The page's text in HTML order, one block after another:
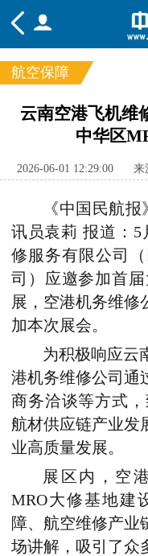
频道
要闻
航图
航空保障
云南空港飞机维
中华区
2026-06-01 12:29:00 来
《中国民航
讯员袁莉 报道： 5
修服务有限公司
司）应邀参加首
展，空港机务维修
加本次展会。
为积极响应云
港机务维修公司通
商务洽谈等方式
航材供应链产业发
业高质量发展。
展区内，空
MRO大修基地建
障、航空维修产业
场讲解，吸引了众